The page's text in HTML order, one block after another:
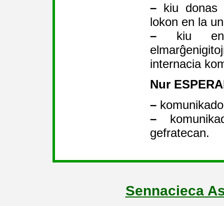
– kiu donas
lokon en la
– kiu
internacia
Nur
–
–
gefratecan.
Sennacieca